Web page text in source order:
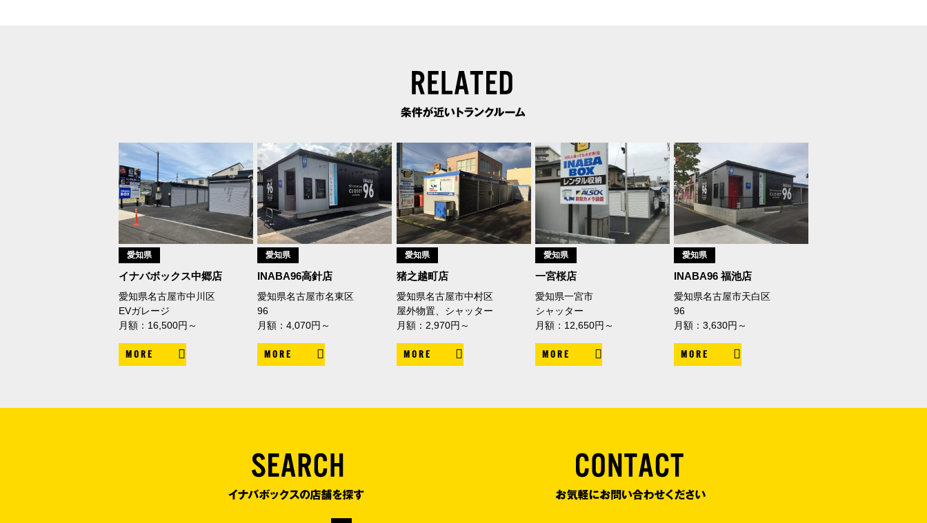
愛知県
イナバボックス中郷店
愛知県名古屋市中川区
EVガレージ
月額：16,500円～
MORE
愛知県
INABA96高針店
愛知県名古屋市名東区
96
月額：4,070円～
MORE
愛知県
猪之越町店
愛知県名古屋市中村区
屋外物置、シャッター
月額：2,970円～
MORE
愛知県
一宮桜店
愛知県一宮市
シャッター
月額：12,650円～
MORE
愛知県
INABA96 福池店
愛知県名古屋市天白区
96
月額：3,630円～
MORE